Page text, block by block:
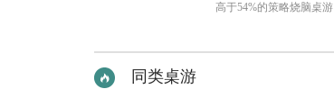
高于54%的策略烧脑桌游
同类桌游